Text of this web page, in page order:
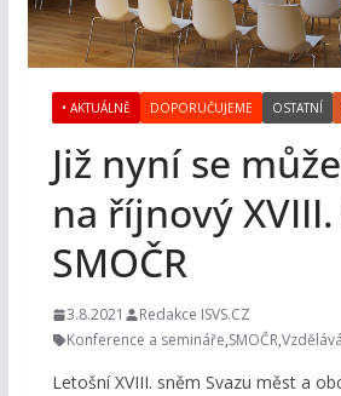
• AKTUÁLNĚ DOPORUČUJEME OSTATNÍ
Již nyní se
na říjnový XVIII.
SMOČR
3.8.2021
Redakce ISVS.CZ
Konference a semináře,SMOČR,
Letošní XVIII. sněm Svazu měst a